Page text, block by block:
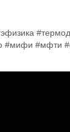
#мифи #мфти